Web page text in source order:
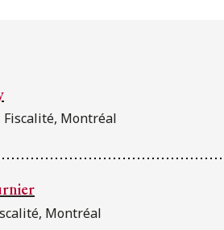
Fiscalité, Montréal
Montréal